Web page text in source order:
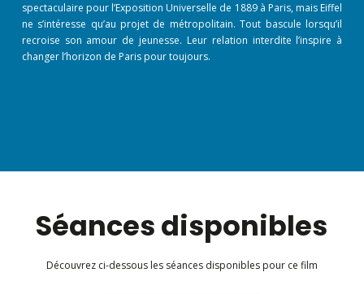
spectaculaire pour l’Exposition Universelle de 1889 à Paris, mais Eiffel
ne s’intéresse qu’au projet de métropolitain. Tout bascule lorsqu’il
recroise son amour de jeunesse. Leur relation interdite l’inspire à
changer l’horizon de Paris pour toujours.
Séances disponibles
Découvrez ci-dessous les séances disponibles pour ce film